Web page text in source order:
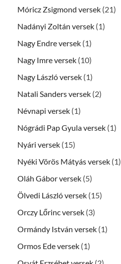
Móricz Zsigmond versek (21)
Nadányi Zoltán versek (1)
Nagy Endre versek (1)
Nagy Imre versek (10)
Nagy László versek (1)
Natali Sanders versek (2)
Névnapi versek (1)
Nógrádi Pap Gyula versek (1)
Nyári versek (15)
Nyéki Vörös Mátyás versek (1)
Oláh Gábor versek (5)
Ölvedi László versek (15)
Orczy Lőrinc versek (3)
Ormándy István versek (1)
Ormos Ede versek (1)